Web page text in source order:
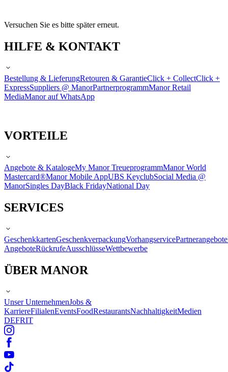
Versuchen Sie es bitte später erneut.
HILFE & KONTAKT
Bestellung & LieferungRetouren & GarantieClick + CollectClick +
ExpressSuppliers @ ManorPartnerprogrammManor Retail
MediaManor auf WhatsApp
VORTEILE
Angebote & KatalogeMy Manor TreueprogrammManor World
Mastercard®Manor Mobile AppUBS KeyclubSocial Media @
ManorSingles DayBlack FridayNational Day
SERVICES
GeschenkkartenGeschenkverpackungVorhangservicePartnerangebote
AngeboteRückrufeAusschlüsseWettbewerbe
ÜBER MANOR
Unser UnternehmenJobs &
KarriereFilialenEventsFoodRestaurantsNachhaltigkeitMedien
DEFRIT